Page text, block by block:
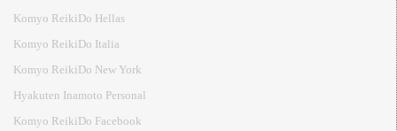
Komyo ReikiDo Hellas
Komyo ReikiDo Italia
Komyo ReikiDo New York
Hyakuten Inamoto Personal
Komyo ReikiDo Facebook